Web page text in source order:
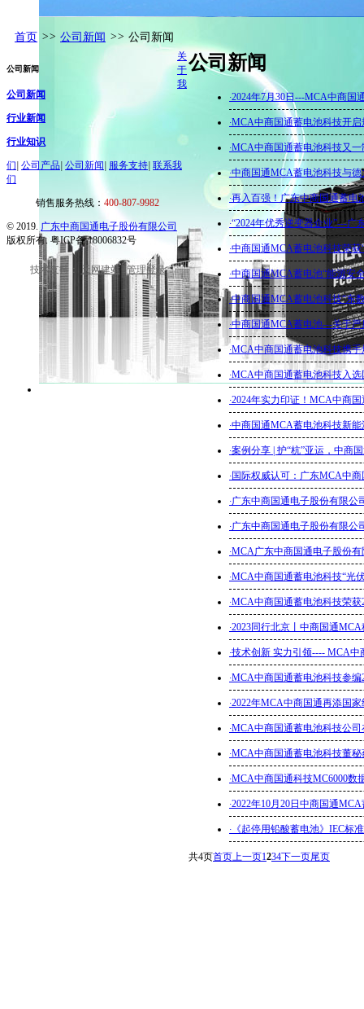
首页 >> 公司新闻 >> 公司新闻
公司新闻
·2024年7月30日---MCA中商国
·MCA中商国通蓄电池科技开
·MCA中商国通蓄电池科技又
·中商国通MCA蓄电池科技与
·再入百强！广东中商国通蓄电
·“2024年优秀逆变器企业”---
·中商国通MCA蓄电池科技荣获
·中商国通MCA蓄电池“能源安
·中商国通MCA蓄电池科技“东
·中商国通MCA蓄电池---关于
·MCA中商国通蓄电池科技携
·MCA中商国通蓄电池科技入
·2024年实力印证！MCA中商
·中商国通MCA蓄电池科技新
·案例分享 | 护“杭”亚运，中商
·国际权威认可：广东MCA中
·广东中商国通电子股份有限公
·广东中商国通电子股份有限公
·MCA广东中商国通电子股份有
·MCA中商国通蓄电池科技“光
·MCA中商国通蓄电池科技荣
·2023同行北京丨中商国通
·技术创新 实力引领---- MCA中
·MCA中商国通蓄电池科技参
·2022年MCA中商国通再添国
·MCA中商国通蓄电池科技公司
·MCA中商国通蓄电池科技董
·MCA中商国通科技MC6000数
·2022年10月20日中商国通
· 《起停用铅酸蓄电池》IEC标
共4页首页上一页1234下一页尾页
公司新闻
公司新闻
行业新闻
行业知识
关
于
我
们 公司产品 公司新闻 服务支持 联系我
们
销售服务热线： 400-807-9982
© 2019. 广东中商国通电子股份有限公司
版权所有. 粤ICP备 18006832号
技术支持： 天网建站 管理登录